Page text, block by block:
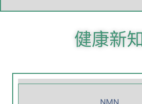
健康新知
NMN